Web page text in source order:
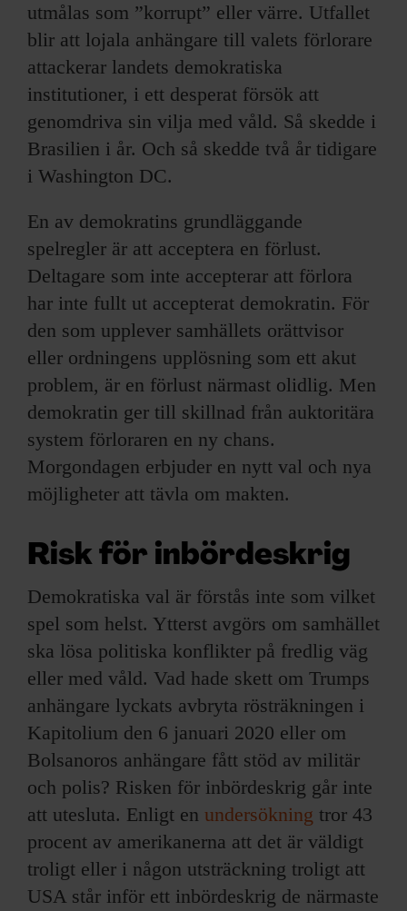
utmålas som ”korrupt” eller värre. Utfallet
blir att lojala anhängare till valets förlorare
attackerar landets demokratiska
institutioner, i ett desperat försök att
genomdriva sin vilja med våld. Så skedde i
Brasilien i år. Och så skedde två år tidigare
i Washington DC.
En av demokratins grundläggande
spelregler är att acceptera en förlust.
Deltagare som inte accepterar att förlora
har inte fullt ut accepterat demokratin. För
den som upplever samhällets orättvisor
eller ordningens upplösning som ett akut
problem, är en förlust närmast olidlig. Men
demokratin ger till skillnad från auktoritära
system förloraren en ny chans.
Morgondagen erbjuder en nytt val och nya
möjligheter att tävla om makten.
Risk för inbördeskrig
Demokratiska val är förstås inte som vilket
spel som helst. Ytterst avgörs om samhället
ska lösa politiska konflikter på fredlig väg
eller med våld. Vad hade skett om Trumps
anhängare lyckats avbryta rösträkningen i
Kapitolium den 6 januari 2020 eller om
Bolsanoros anhängare fått stöd av militär
och polis? Risken för inbördeskrig går inte
att utesluta. Enligt en undersökning tror 43
procent av amerikanerna att det är väldigt
troligt eller i någon utsträckning troligt att
USA står inför ett inbördeskrig de närmaste